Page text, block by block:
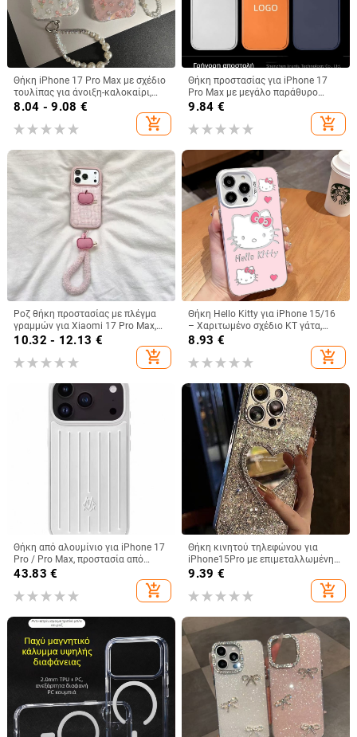
Θήκη iPhone 17 Pro Max με σχέδιο
τουλίπας για άνοιξη-καλοκαίρι,
IMD πολυτελής αίσθηση, 14 μοτίβα
κελύφους, 15 ακριβείς οπές
8.04 - 9.08 €
add_shopping_cart
Θήκη προστασίας για iPhone 17
Pro Max με μεγάλο παράθυρο
προβολής, ακρυλικό
προστατευτικό φακού, ανθεκτική
στις πτώσεις, αντιδακτυλικά
θερμότητας
9.84 €
add_shopping_cart
Ροζ θήκη προστασίας με πλέγμα
γραμμών για Xiaomi 17 Pro Max,
15 Pro και Redmi Note 14/Note 15
10.32 - 12.13 €
add_shopping_cart
Θήκη Hello Kitty για iPhone 15/16
– Χαριτωμένο σχέδιο KT γάτα,
λευκό ή μαύρο, Ανθεκτική σε
8.93 €
add_shopping_cart
Θήκη από αλουμίνιο για iPhone 17
Pro / Pro Max, προστασία από
πτώσεις, μαγνητικό κλείσιμο,
κατασκευή με έγχυση, δυνατότητα
προσαρμογής
43.83 €
add_shopping_cart
Θήκη κινητού τηλεφώνου για
iPhone15Pro με επιμεταλλωμένη
κόλλα και ρετούς, θήκη
προστασίας Apple 12 Promax με
πούλιες
9.39 €
add_shopping_cart